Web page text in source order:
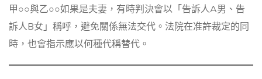
甲○○與乙○○如果是夫妻，有時判決會以「告訴人A男、告
訴人B女」稱呼，避免關係無法交代。法院在准許裁定的同
時，也會指示應以何種代稱替代。